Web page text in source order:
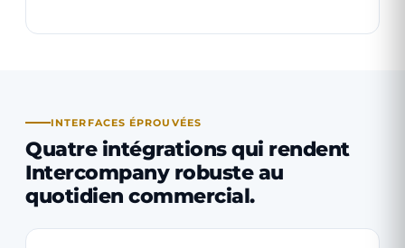
INTERFACES ÉPROUVÉES
Quatre intégrations qui rendent
Intercompany robuste au
quotidien commercial.